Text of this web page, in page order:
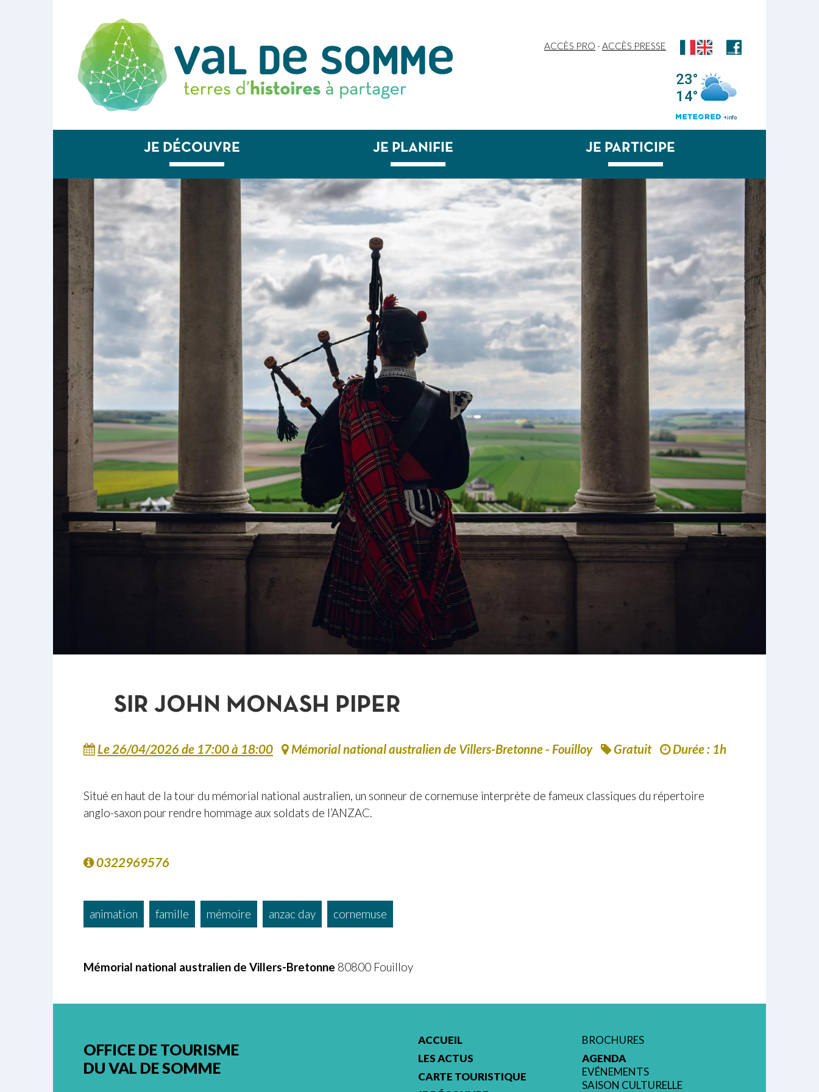
ACCÈS PRO -ACCÈS PRESSE
JE DÉCOUVRE JE PLANIFIE JE PARTICIPE
SIR JOHN MONASH PIPER
Le 26/04/2026de 17:00à 18:00 Mémorial national australien de Villers-Bretonne - Fouilloy Gratuit Durée : 1h
Situé en haut de la tour du mémorial national australien, un sonneur de cornemuse interprète de fameux classiques du répertoire
anglo-saxon pour rendre hommage aux soldats de l’ANZAC.
0322969576
animation famille mémoire anzac day cornemuse
Mémorial national australien de Villers-Bretonne 80800 Fouilloy
OFFICE DE TOURISME
DU VAL DE SOMME
ACCUEIL
LES ACTUS
CARTE TOURISTIQUE
BROCHURES
AGENDA
EVÉNEMENTS
SAISON CULTURELLE